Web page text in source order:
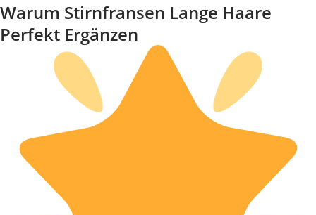
Warum Stirnfransen Lange Haare
Perfekt Ergänzen